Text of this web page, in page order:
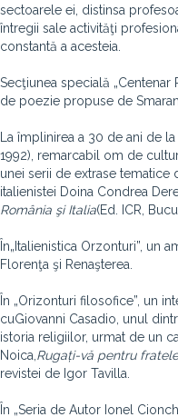
sectoarele ei, distinsa
întregii sale activităţi
constantă a acesteia.
Secţiunea specială „Centenar
de poezie propuse de
La împlinirea a 30 de ani de
1992), remarcabil om de
unei serii de extrase
italienistei Doina Condrea
România şi Italia(Ed. ICR,
În„Italienistica Orzonturi”, un
Florenţa şi Renaşterea.
În „Orizonturi filosofice”, un
cuGiovanni Casadio, unul
istoria religiilor, urmat de un
Noica, Rugați-vă pentru
revistei de Igor Tavilla.
În „Seria de Autor Ionel